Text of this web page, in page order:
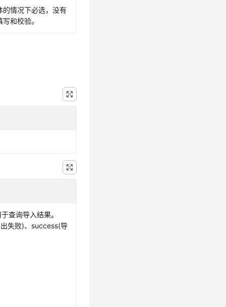
情况下必选，没有
和校验。
查询导入结果。
失败)、success(导